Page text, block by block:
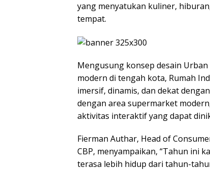
yang menyatukan kuliner,
tempat.
Mengusung konsep desain
modern di tengah kota, Rumah
imersif, dinamis, dan dekat
dengan area supermarket
aktivitas interaktif yang dapat
Fierman Authar, Head of
CBP, menyampaikan, “Tahun ini
terasa lebih hidup dari tahun-